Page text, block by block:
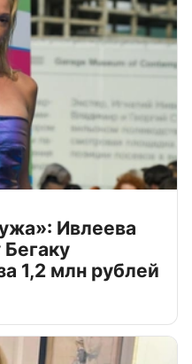
Ивлеева
1,2 млн рублей